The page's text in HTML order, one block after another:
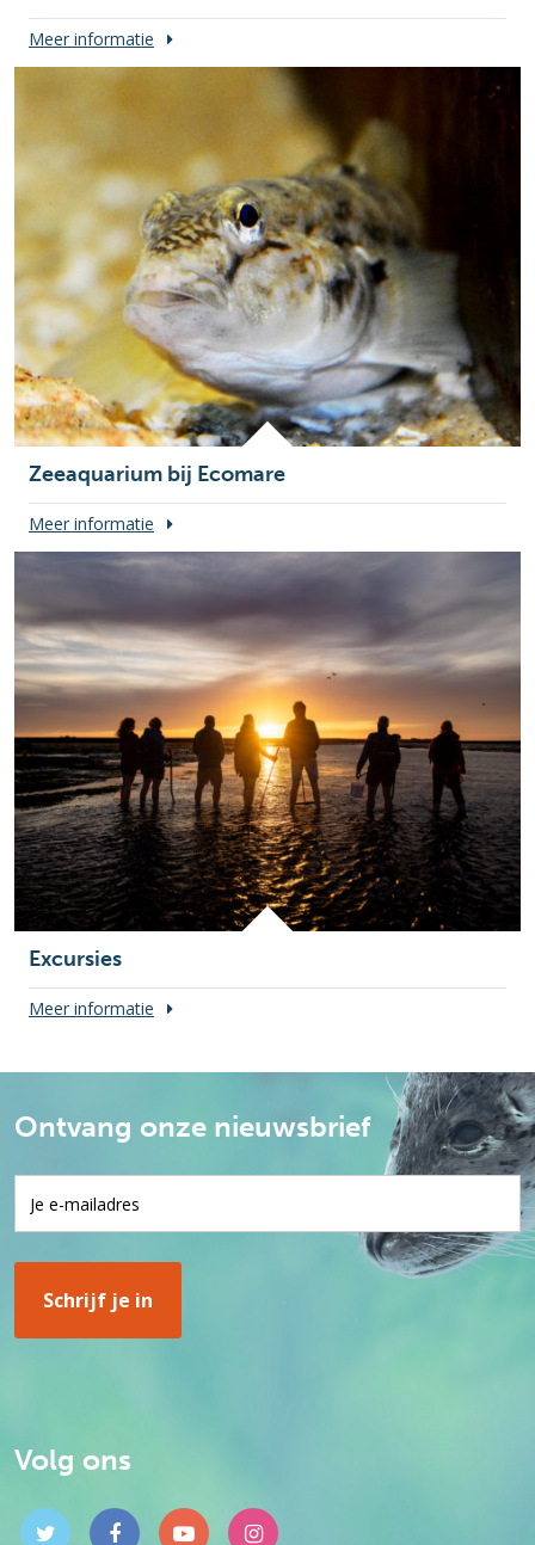
Meer informatie
Zeeaquarium bij Ecomare
Meer informatie
Excursies
Meer informatie
Ontvang onze nieuwsbrief
Volg ons